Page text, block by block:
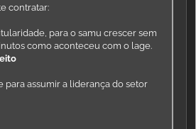
contratar:
para o samu crescer sem
como aconteceu com o lage.
para assumir a liderança do setor